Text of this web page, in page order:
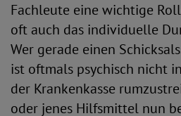
Fachleute eine wichtige
oft auch das individuelle
Wer gerade einen
ist oftmals psychisch nicht
der Krankenkasse
oder jenes Hilfsmittel nun